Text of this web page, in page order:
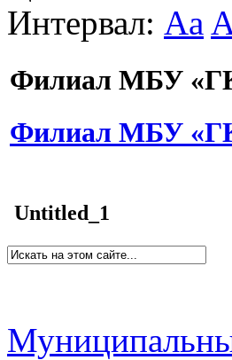
Интервал: Aa
Филиал МБУ
Филиал МБУ
Untitled_1